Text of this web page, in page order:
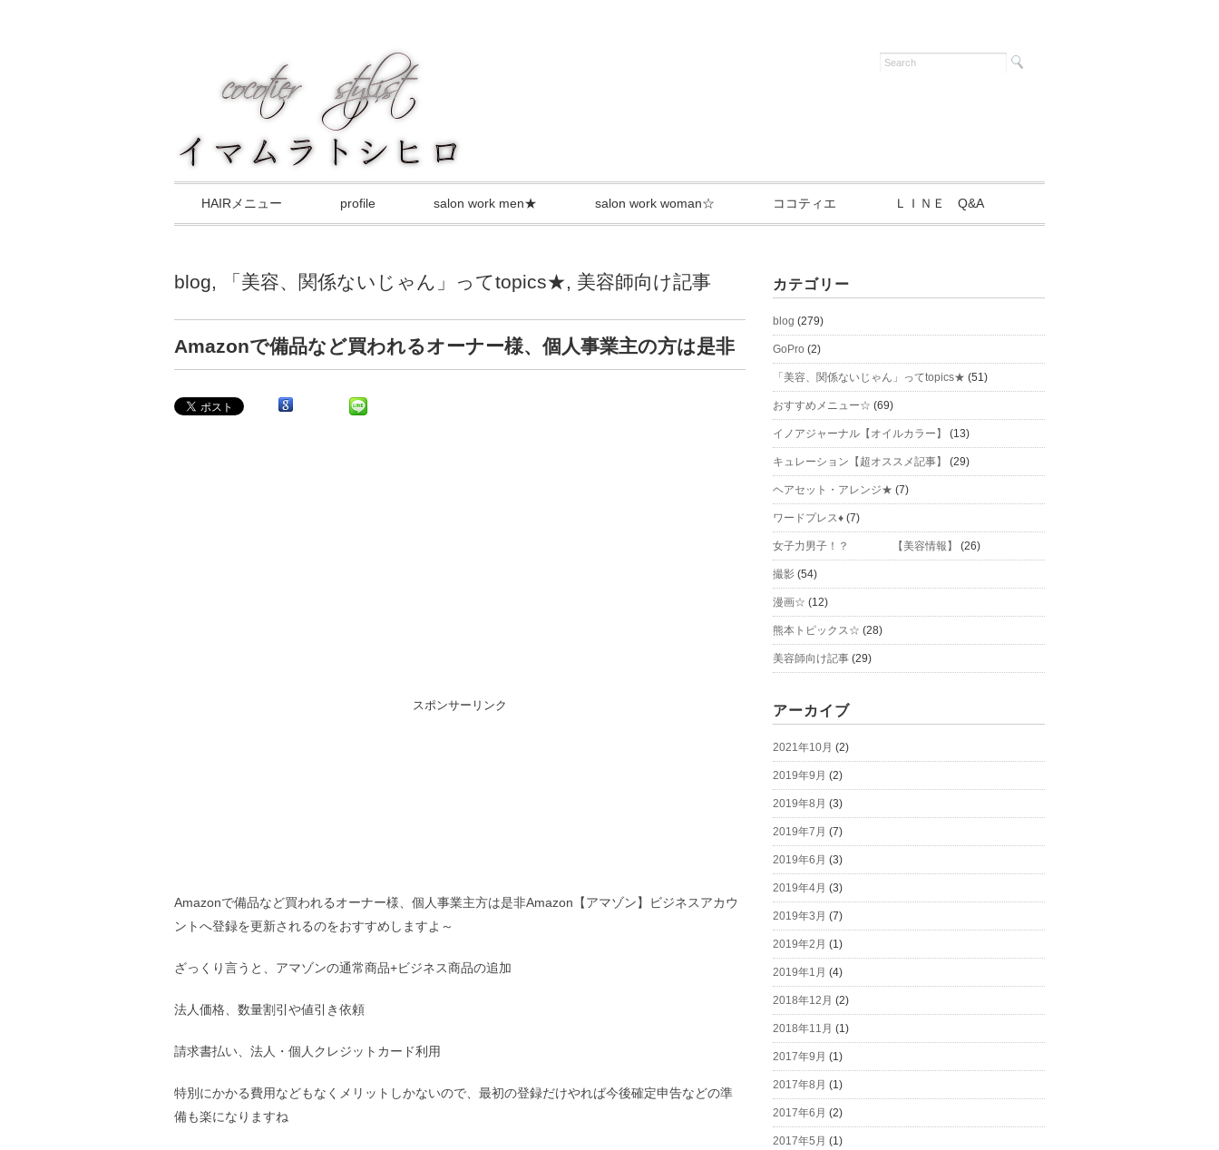
HAIRメニュー profile salon work men★ salon work woman☆ ココティエ ＬＩＮＥ Q&A
blog, 「美容、関係ないじゃん」ってtopics★, 美容師向け記事
Amazonで備品など買われるオーナー様、個人事業主の方は是非
スポンサーリンク
Amazonで備品など買われるオーナー様、個人事業主方は是非Amazon【アマゾン】ビジネスアカウ
ントへ登録を更新されるのをおすすめしますよ～
ざっくり言うと、アマゾンの通常商品+ビジネス商品の追加
法人価格、数量割引や値引き依頼
請求書払い、法人・個人クレジットカード利用
特別にかかる費用などもなくメリットしかないので、最初の登録だけやれば今後確定申告などの準
備も楽になりますね
カテゴリー
blog (279)
GoPro (2)
「美容、関係ないじゃん」ってtopics★ (51)
おすすめメニュー☆ (69)
イノアジャーナル【オイルカラー】 (13)
キュレーション【超オススメ記事】 (29)
ヘアセット・アレンジ★ (7)
ワードプレス♦ (7)
女子力男子！？ 【美容情報】 (26)
撮影 (54)
漫画☆ (12)
熊本トピックス☆ (28)
美容師向け記事 (29)
アーカイブ
2021年10月 (2)
2019年9月 (2)
2019年8月 (3)
2019年7月 (7)
2019年6月 (3)
2019年4月 (3)
2019年3月 (7)
2019年2月 (1)
2019年1月 (4)
2018年12月 (2)
2018年11月 (1)
2017年9月 (1)
2017年8月 (1)
2017年6月 (2)
2017年5月 (1)